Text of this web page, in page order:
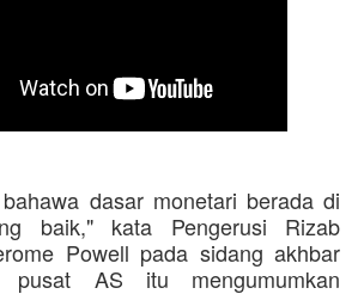
dasar monetari berada di
baik," kata Pengerusi Rizab
Powell pada sidang akhbar
pusat AS itu mengumumkan